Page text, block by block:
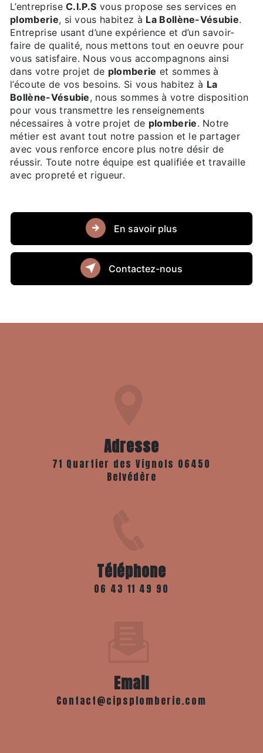
L’entrepriseC.I.P.S vous propose ses services en
plomberie, si vous habitez à La Bollène-Vésubie.
Entreprise usant d’une expérience et d’un savoir-
faire de qualité, nous mettons tout en oeuvre pour
vous satisfaire. Nous vous accompagnons ainsi
dans votre projet de plomberie et sommes à
l’écoute de vos besoins. Si vous habitez à La
Bollène-Vésubie, nous sommes à votre disposition
pour vous transmettre les renseignements
nécessaires à votre projet de plomberie. Notre
métier est avant tout notre passion et le partager
avec vous renforce encore plus notre désir de
réussir. Toute notre équipe est qualifiée et travaille
avec propreté et rigueur.
En savoir plus
Contactez-nous
Adresse
71 Quartier des Vignols 06450
Belvédère
Téléphone
06 43 11 49 90
Email
contact@cipsplomberie.com